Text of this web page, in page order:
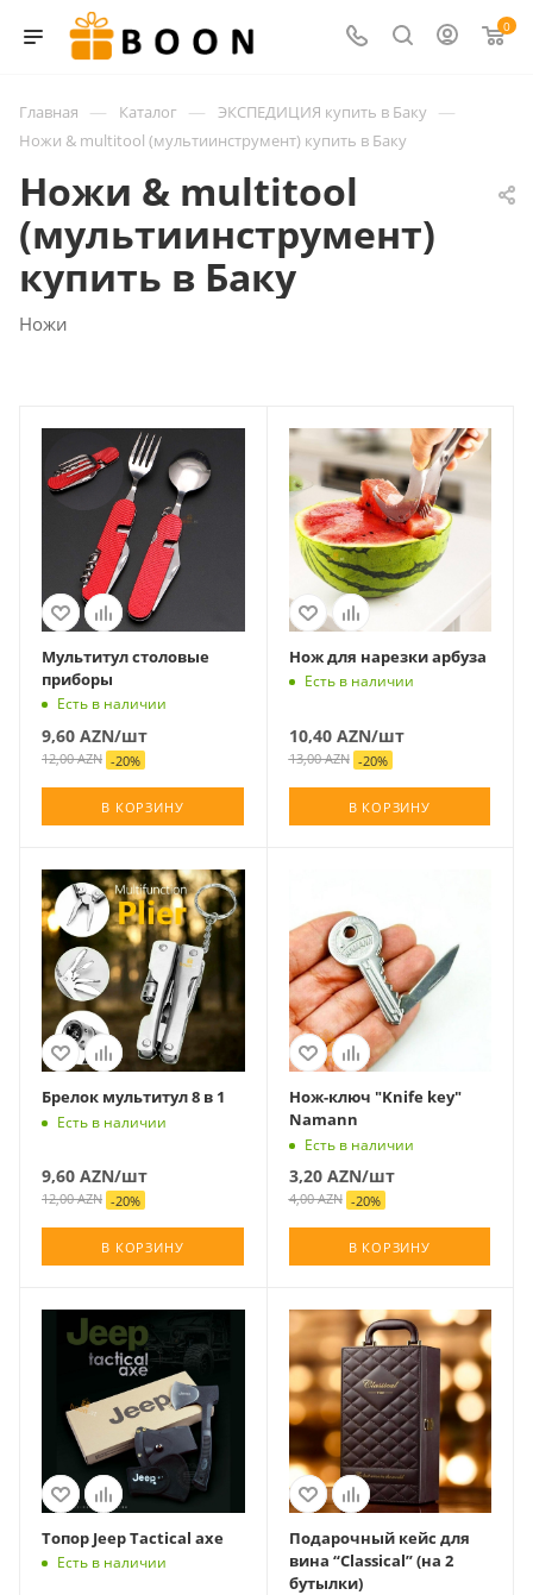
0
Главная — Каталог — ЭКСПЕДИЦИЯ купить в Баку —
Ножи & multitool (мультиинструмент) купить в Баку
Ножи & multitool
(мультиинструмент)
купить в Баку
Ножи
Мультитул столовые
приборы
Есть в наличии
9,60 AZN/шт
12,00AZN -20%
В КОРЗИНУ
Нож для нарезки арбуза
Есть в наличии
10,40AZN/шт
13,00AZN -20%
В КОРЗИНУ
Брелок мультитул 8 в 1
Есть в наличии
9,60 AZN/шт
12,00AZN -20%
В КОРЗИНУ
Нож-ключ "Knife key"
Namann
Есть в наличии
3,20AZN/шт
4,00AZN -20%
В КОРЗИНУ
Топор Jeep Tactical axe
Есть в наличии
Подарочный кейс для
вина “Classical” (на 2
бутылки)